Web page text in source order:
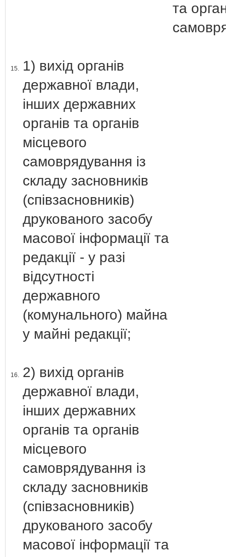
та
15.
1) вихід органів
державної влади,
інших державних
органів та органів
місцевого
самоврядування із
складу засновників
(співзасновників)
друкованого засобу
масової інформації та
редакції - у разі
відсутності
державного
(комунального) майна
у майні редакції;
16. 2) вихід органів
державної влади,
інших державних
органів та органів
місцевого
самоврядування із
складу засновників
(співзасновників)
друкованого засобу
масової інформації та